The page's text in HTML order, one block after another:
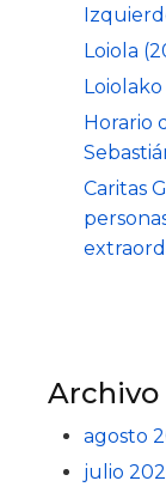
Loiola
Horario
Caritas
Archivo
agosto
julio